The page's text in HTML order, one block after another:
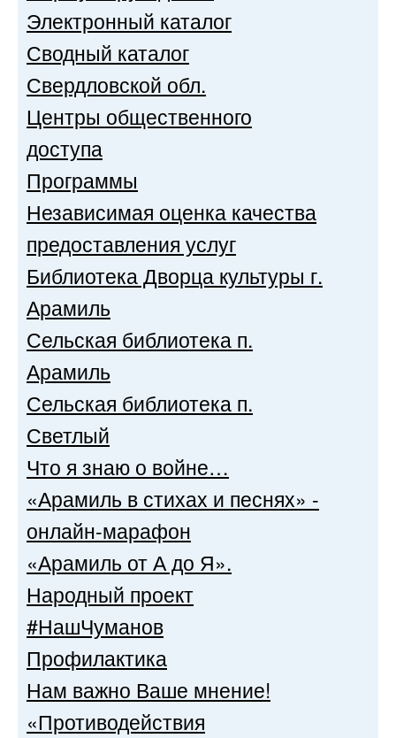
Электронный каталог
Сводный каталог
Свердловской обл.
Центры общественного
доступа
Программы
Независимая оценка качества
предоставления услуг
Библиотека Дворца культуры г.
Арамиль
Сельская библиотека п.
Арамиль
Сельская библиотека п.
Светлый
Что я знаю о войне…
«Арамиль в стихах и песнях» -
онлайн-марафон
«Арамиль от А до Я».
Народный проект
#НашЧуманов
Профилактика
Нам важно Ваше мнение!
«Противодействия